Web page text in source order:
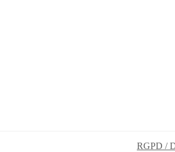
RGPD /